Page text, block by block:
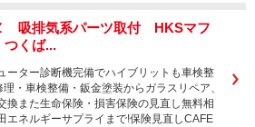
吸排気系パーツ取付 HKSマフ
くば...
ーター診断機完備でハイブリットも車検整
理・車検整備・鈑金塗装からガラスリペア、
換また生命保険・損害保険の見直し無料相
エネルギーサプライまで!保険見直しCAFE